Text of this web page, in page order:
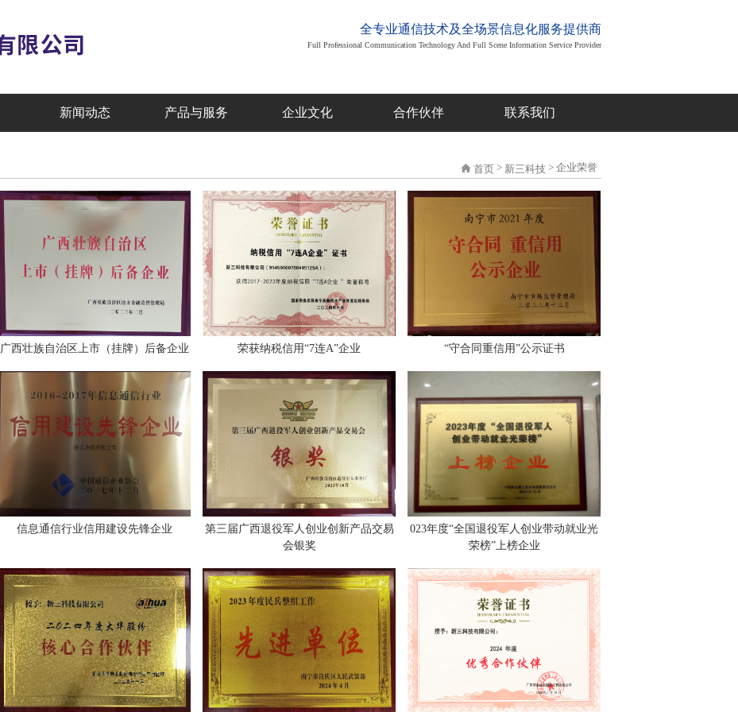
全专业通信技术及全场景信息化服务提供商
Full Professional Communication Technology And Full Scene Information Service Provider
新闻动态 产品与服务 企业文化 合作伙伴 联系我们
首页 > 新三科技 > 企业荣誉
广西壮族自治区上市（挂牌）后备企业 荣获纳税信用“7连A”企业 “守合同重信用”公示证书
信息通信行业信用建设先锋企业
第三届广西退役军人创业创新产品交易
会银奖
023年度“全国退役军人创业带动就业光
荣榜”上榜企业